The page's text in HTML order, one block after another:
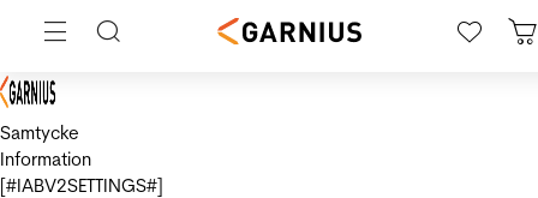
Samtycke
Information
[#IABV2SETTINGS#]